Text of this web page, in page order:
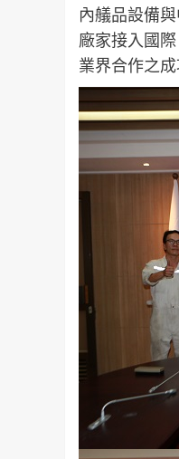
內艤品設備
廠家接入國
業界合作之成